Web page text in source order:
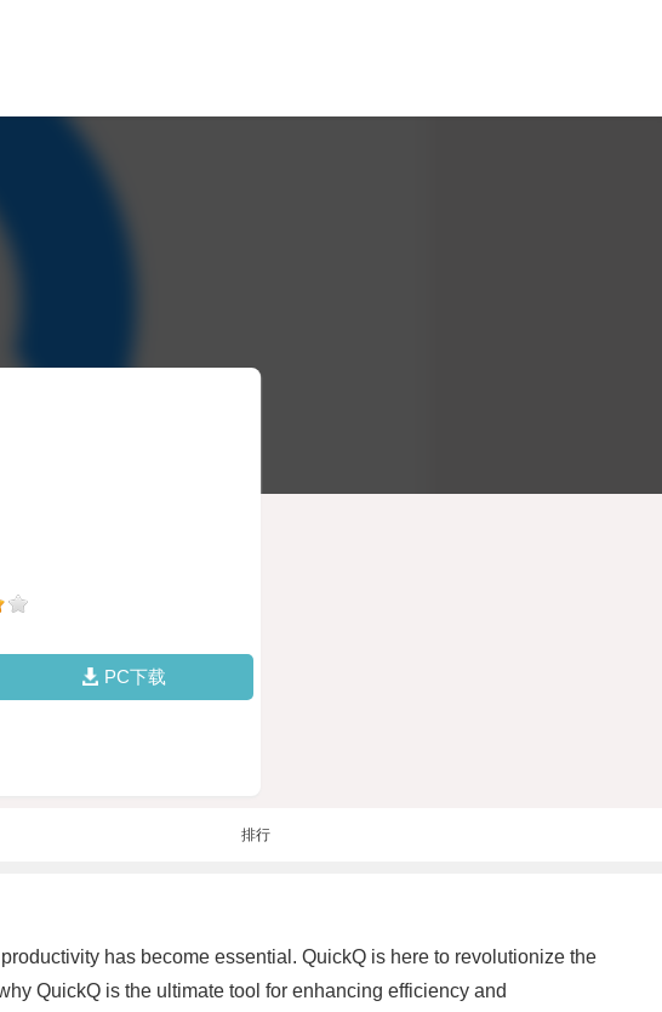
PC下载
排行
has become essential. QuickQ is here to revolutionize the
QuickQ is the ultimate tool for enhancing efficiency and